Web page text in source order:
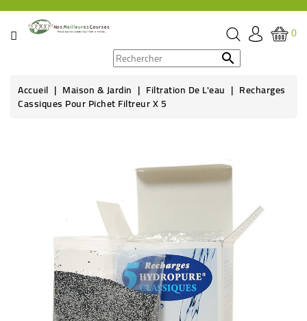
CATÉGORIE
ÉPICERIE
0

Accueil Maison & Jardin Filtration De L'eau Recharges
Cassiques Pour Pichet Filtreur X 5